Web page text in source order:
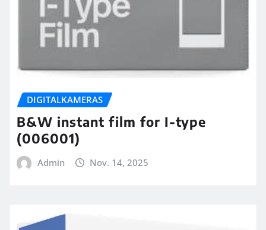
DIGITALKAMERAS
B&W instant film for I-type
(006001)
Admin Nov. 14, 2025